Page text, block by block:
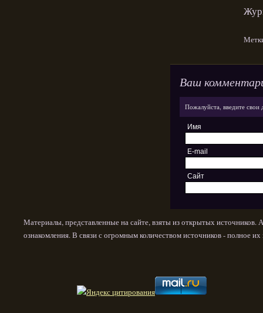
Ваш
Пожалуйста, введите
Имя
E-mail
Сайт
Материалы, представленные на сайте, взяты из открытых
ознакомления. В связи с огромным количеством источников - полное